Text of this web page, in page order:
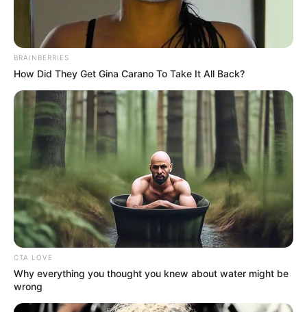
Kriechtunnelsystem. Weitere Informationen mit der
Internetsuche:
Wildkatzenkinderwald Hainich
Friederiken Therme in Bad Langensalza - Die mit
Thermalsole und Schwefelwasser gespeiste Anlage
unter www.thueringen-kur.de.
Thüringer Apothekenmuseum in Bad Langensalza -
In einem der ältesten Fachwerkhäuser der Stadt
wird eine Ausstellung zur Pharmaziegeschichte des
18. - 20. Jahrhunderts präsentiert. Kurzinformationen
unter Apothekenmuseum Bad Langensalza.
Stadtmuseum in Bad Langensalza - Das
Stadtmuseum im ehemaligen Augustinerkloster
zeigt die Klosteranlage sowie verschiedene
Themen der Stadt- und Regionalgeschichte.
Kurzinformationen unter
alza.
BRAINBERRIES
How Did They Get Gina Carano To Take It All Back?
CTA LOVE
Why everything you thought you knew about water might be
wrong